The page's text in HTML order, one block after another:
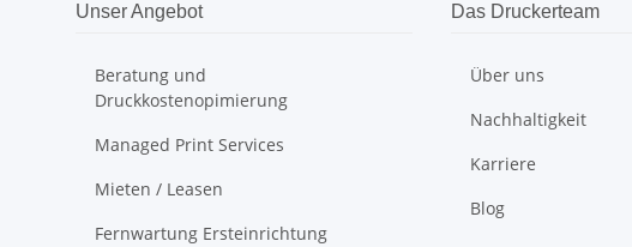
Unser Angebot
Beratung und
Druckkostenopimierung
Managed Print Services
Mieten / Leasen
Fernwartung Ersteinrichtung
Das Druckerteam
Über uns
Nachhaltigkeit
Karriere
Blog